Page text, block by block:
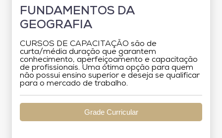
FUNDAMENTOS DA
GEOGRAFIA
CURSOS DE CAPACITAÇÃO são de
curta/média duração que garantem
conhecimento, aperfeiçoamento e capacitação
de profissionais. Uma ótima opção para quem
não possui ensino superior e deseja se qualificar
para o mercado de trabalho.
Grade Curricular